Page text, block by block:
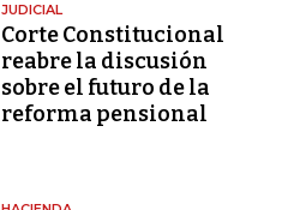
JUDICIAL
Corte Constitucional
reabre la discusión
sobre el futuro de la
reforma pensional